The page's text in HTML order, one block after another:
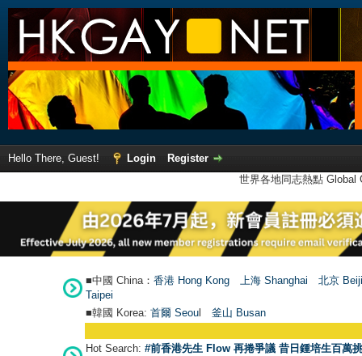
Hello There, Guest! Login
Register
世界各地同志熱點
■中國 China： 香港 Hong Kong 上海 Shanghai
北京
Taipei
■韓國 Korea: 首爾 Seoul 釜山 Busan
Hot Search: #前香港先生 Flow 再捲爭議 昔日鍾培生百萬